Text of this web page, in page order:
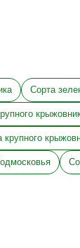
Сорта
крупного